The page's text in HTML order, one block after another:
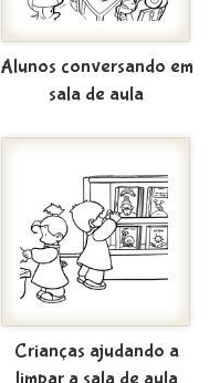
Alunos conversando em
sala de aula
Crianças ajudando a